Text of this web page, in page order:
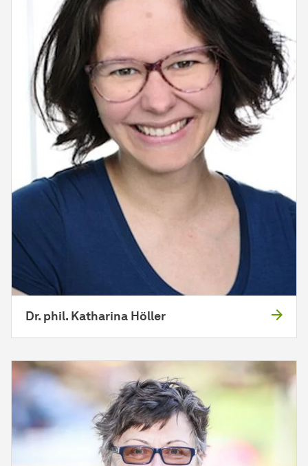
Dr. phil. Katharina Höller